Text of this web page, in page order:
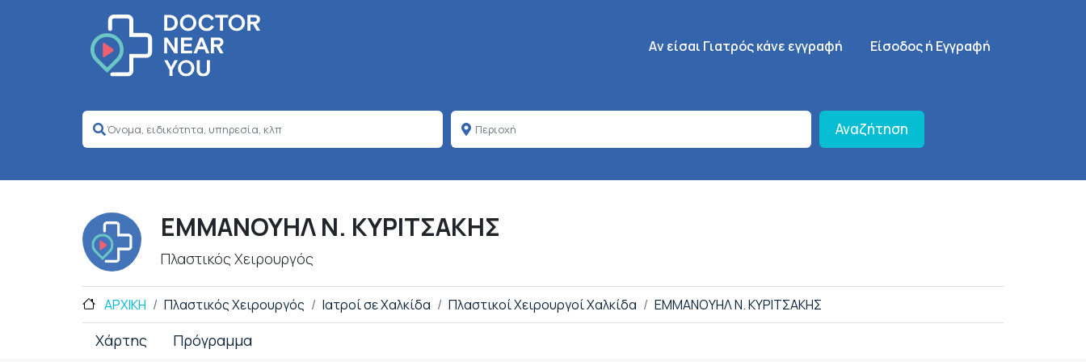
Κεντρική πλοήγηση
Aν είσαι Γιατρός κάνε εγγραφή SignUp Menu
Είσοδος ή Εγγραφή
Αναζήτηση
ΕΜΜΑΝΟΥΗΛ Ν. ΚΥΡΙΤΣΑΚΗΣ
Πλαστικός Χειρουργός
ΑΡΧΙΚΗ Πλαστικός Χειρουργός Ιατροί σε Χαλκίδα Πλαστικοί Χειρουργοί Χαλκίδα ΕΜΜΑΝΟΥΗΛ Ν. ΚΥΡΙΤΣΑΚΗΣ
Χάρτης Πρόγραμμα